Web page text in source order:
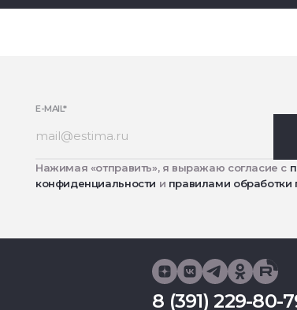
E-MAIL*
Нажимая «отправить», я выражаю согласие с
конфиденциальности и правилами
8 (391) 229-80-